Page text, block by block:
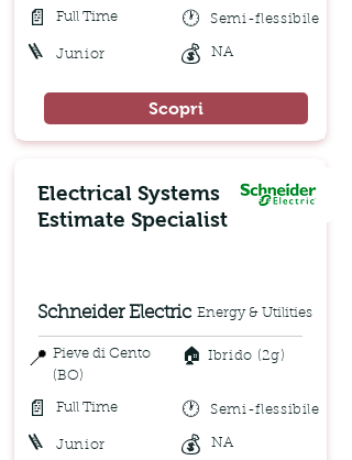
📄 Full Time 🕐 Semi-flessibile
🪜 💰
Junior NA
Scopri
Electrical Systems
Estimate Specialist
Schneider Electric Energy & Utilities
📍 Pieve di Cento
(BO)
🏠
📄
Ibrido (2g)
Full Time 🕐 Semi-flessibile
🪜 💰
Junior NA